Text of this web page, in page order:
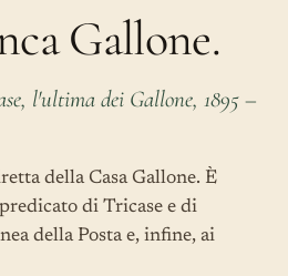
Gallone.
l'ultima dei Gallone, 1895 –
della Casa Gallone. È
di Tricase e di
della Posta e, infine, ai